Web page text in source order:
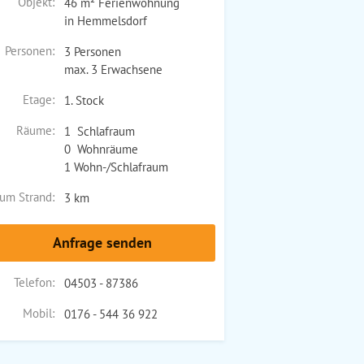
in Hemmelsdorf
Personen:
3 Personen
max. 3 Erwachsene
Etage:
1. Stock
Räume:
1 Schlafraum
0 Wohnräume
1 Wohn-/Schlafraum
Strand:
3 km
Anfrage senden
Telefon:
04503 - 87386
Mobil:
0176 - 544 36 922